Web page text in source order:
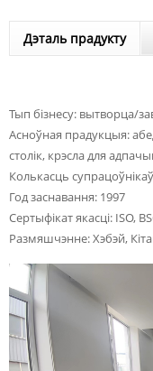
Дэталь прадукту
Тып бізнесу: вытворца/
Асноўная прадукцыя:
столік, крэсла для
Колькасць
Год заснавання: 1997
Сертыфікат якасці: ISO,
Размяшчэнне: Хэбэй,